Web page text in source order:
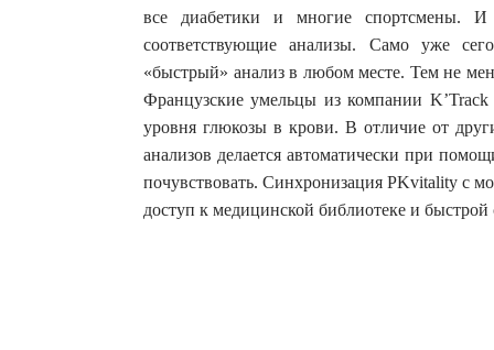
все диабетики и многие спортсмены.
соответствующие анализы. Само уже
«быстрый» анализ в любом месте. Тем не
Французские умельцы из компании
уровня глюкозы в крови. В отличие от
анализов делается автоматически при
почувствовать. Синхронизация PKvitality с
доступ к медицинской библиотеке и